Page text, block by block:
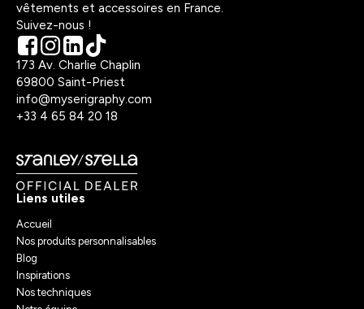
vêtements et accessoires en France.
Suivez-nous !
173 Av. Charlie Chaplin
69800 Saint-Priest
info@myserigraphy.com
+33 4 65 84 20 18
Liens utiles
Accueil
Nos produits personnalisables
Blog
Inspirations
Nos techniques